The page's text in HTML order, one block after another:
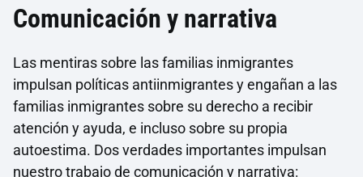
Comunicación y narrativa
Las mentiras sobre las familias inmigrantes
impulsan políticas antiinmigrantes y engañan a las
familias inmigrantes sobre su derecho a recibir
atención y ayuda, e incluso sobre su propia
autoestima. Dos verdades importantes impulsan
nuestro trabajo de comunicación y narrativa: